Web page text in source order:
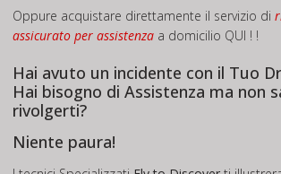
Oppure acquistare direttamente il servizio di
assicurato per assistenza a domicilio QUI ! !
Hai avuto un incidente con il Tuo
Hai bisogno di Assistenza ma non
rivolgerti?
Niente paura!